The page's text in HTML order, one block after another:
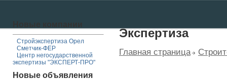
Стройэкспертиза Орел
Сметчик-ФЕР
Центр негосударственной
экспертизы "ЭКСПЕРТ-ПРО"
Новые объявления
Экспертиза
Главная страница